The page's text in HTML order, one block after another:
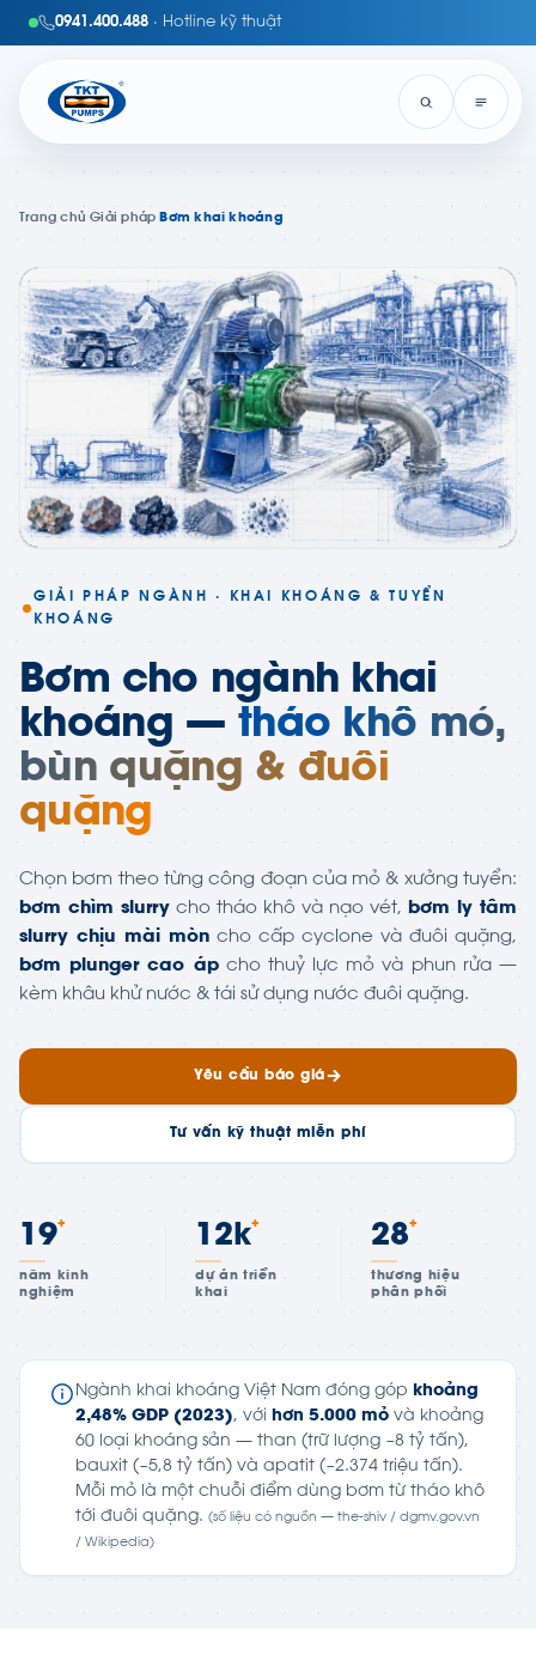
0941.400.488 · Hotline kỹ thuật
Trang chủ ›Giải pháp Bơm khai khoáng
GIẢI PHÁP NGÀNH · KHAI KHOÁNG & TUYỂN
KHOÁNG
Bơm cho ngành khai
khoáng — tháo khô mỏ,
bùn quặng & đuôi
quặng
Chọn bơm theo từng công đoạn của mỏ & xưởng tuyển:
bơm chìm slurry cho tháo khô và nạo vét, bơm ly tâm
slurry chịu mài mòn cho cấp cyclone và đuôi quặng,
bơm plunger cao ápcho thuỷ lực mỏ và phun rửa —
kèm khâu khử nước & tái sử dụng nước đuôi quặng.
Yêu cầu báo giá
Tư vấn kỹ thuật miễn phí
19+
năm kinh
nghiệm
12k+
dự án triển
khai
28+
thương hiệu
phân phối
Ngành khai khoáng Việt Nam đóng góp khoảng
2,48% GDP (2023), với hơn 5.000 mỏ và khoảng
60 loại khoáng sản — than (trữ lượng ~8 tỷ tấn),
bauxit (~5,8 tỷ tấn) và apatit (~2.374 triệu tấn).
Mỗi mỏ là một chuỗi điểm dùng bơm từ tháo khô
tới đuôi quặng. (số liệu có nguồn — the-shiv / dgmv.gov.vn
/ Wikipedia)